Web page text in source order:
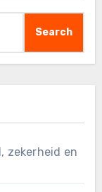
Search
zekerheid en